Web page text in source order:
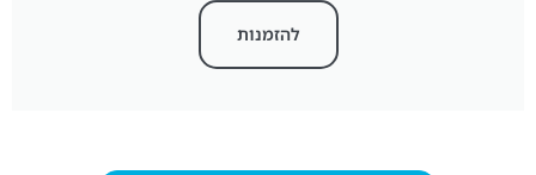
להזמנות